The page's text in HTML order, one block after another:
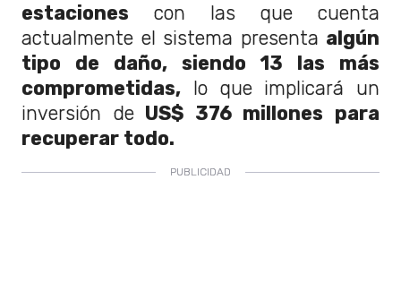
estaciones con las que cuenta
actualmente el sistema presenta algún
tipo de daño, siendo 13 las más
comprometidas, lo que implicará un
inversión deUS$ 376 millones para
recuperar todo.